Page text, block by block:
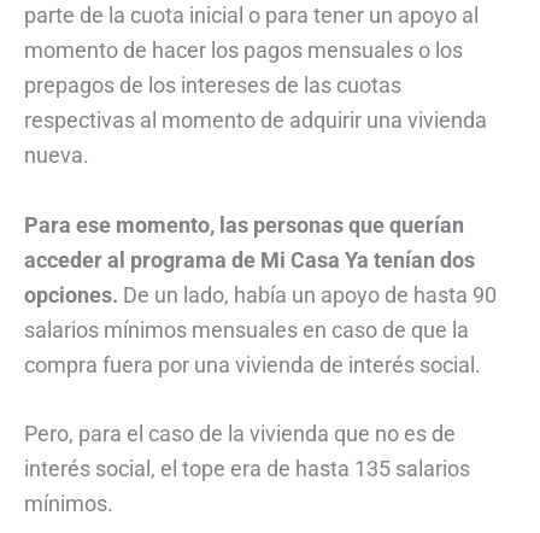
parte de la cuota inicial o para tener un apoyo al
momento de hacer los pagos mensuales o los
prepagos de los intereses de las cuotas
respectivas al momento de adquirir una vivienda
nueva.
Para ese momento, las personas que querían
acceder al programa de Mi Casa Ya tenían dos
opciones. De un lado, había un apoyo de hasta 90
salarios mínimos mensuales en caso de que la
compra fuera por una vivienda de interés social.
Pero, para el caso de la vivienda que no es de
interés social, el tope era de hasta 135 salarios
mínimos.